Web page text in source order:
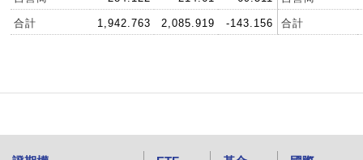
合計 1,942.763 2,085.919 -143.156 合計